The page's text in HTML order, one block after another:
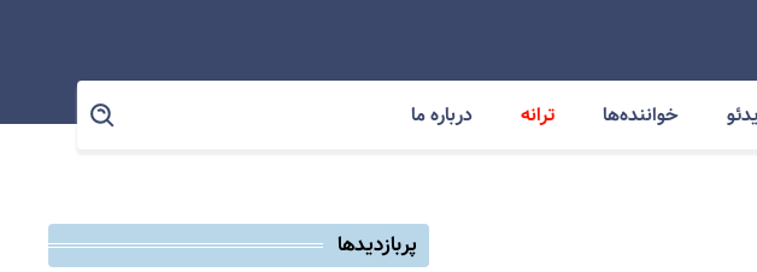
خواننده‌ها ترانه درباره ما
پربازدیدها